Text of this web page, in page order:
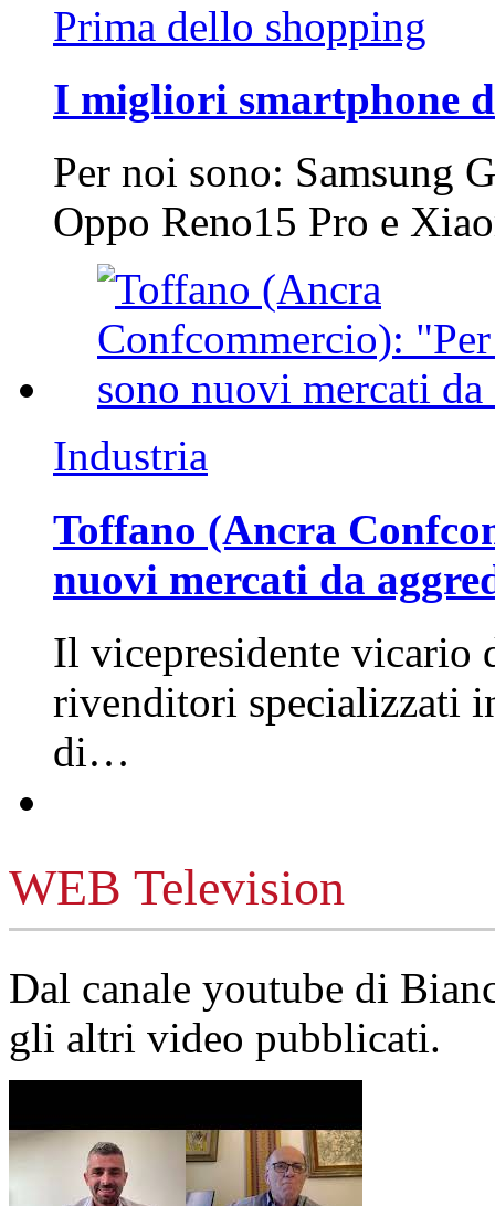
Prima dello shopping
I migliori smartphone
Per noi sono: Samsung
Oppo Reno15 Pro e
Industria
Toffano (Ancra
nuovi mercati da
Il vicepresidente vicario
rivenditori specializzati
di…
WEB Television
Dal canale youtube di
gli altri video pubblicati.